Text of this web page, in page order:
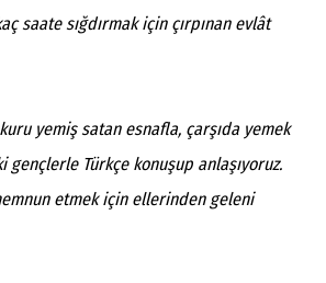
saate sığdırmak için çırpınan evlât
yemiş satan esnafla, çarşıda yemek
gençlerle Türkçe konuşup anlaşıyoruz.
etmek için ellerinden geleni